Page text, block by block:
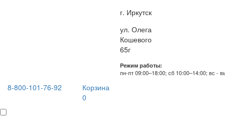
г. Иркутск
ул. Олега
Кошевого
65г
Режим работы:
пн-пт 09:00–18:00; сб 10:00–14:00; вс -
8-800-101-76-92
Корзина
0